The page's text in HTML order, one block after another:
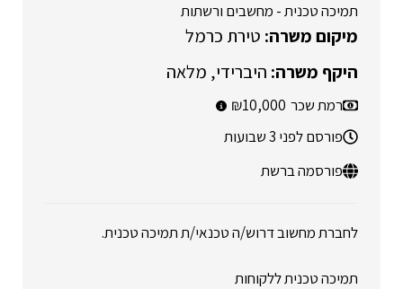
תמיכה טכנית - מחשבים ורשתות
טירת כרמל
היברידי מלאה
רמת שכר 10,000
פורסם לפני 3 שבועות
פורסמה ברשת
לחברת מחשוב דרוש/ה טכנאי/ת תמיכה טכנית.
תמיכה טכנית ללקוחות